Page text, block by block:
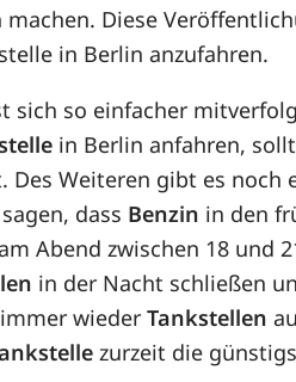
Diese
in Berlin anzufahren.
sich so einfacher
in Berlin anfahren,
Des Weiteren gibt es
dass Benzin in den
Abend zwischen 18
in der Nacht schließen
immer wiederTankstellen
zurzeit die